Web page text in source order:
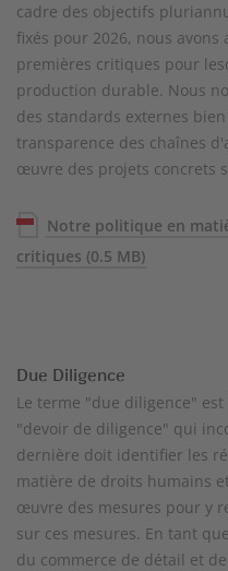
cadre des objectifs
fixés pour 2026, nous
premières critiques pour
production durable. Nous
des standards externes
transparence des chaînes
œuvre des projets concrets
Notre politique en
critiques (0.5 MB)
Due Diligence
Le terme "due diligence"
"devoir de diligence" qui
dernière doit identifier les
matière de droits humains
œuvre des mesures pour y
sur ces mesures. En tant
du commerce de détail et